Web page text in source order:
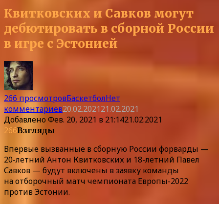
Квитковских и Савков могут
дебютировать в сборной России
в игре с Эстонией
266 просмотровБаскетболНет
комментариев20.02.202121.02.2021
Добавлено Фев. 20, 2021 в 21:1421.02.2021
266Взгляды
Впервые вызванные в сборную России форварды —
20-летний Антон Квитковских и 18-летний Павел
Савков — будут включены в заявку команды
на отборочный матч чемпионата Европы-2022
против Эстонии.